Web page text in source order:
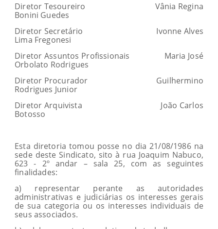
Diretor Tesoureiro Vânia Regina
Bonini Guedes
Diretor Secretário Ivonne Alves
Lima Fregonesi
Diretor Assuntos Profissionais Maria José
Orbolato Rodrigues
Diretor Procurador Guilhermino
Rodrigues Junior
Diretor Arquivista João Carlos
Botosso
Esta diretoria tomou posse no dia 21/08/1986 na
sede deste Sindicato, sito à rua Joaquim Nabuco,
623 - 2º andar – sala 25, com as seguintes
finalidades:
a) representar perante as autoridades
administrativas e judiciárias os interesses gerais
de sua categoria ou os interesses individuais de
seus associados.